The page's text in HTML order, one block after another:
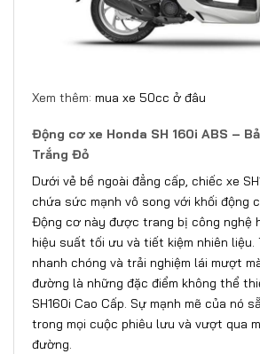
Xem thêm: mua xe 50cc ở đâu
Động cơ xe Honda SH 160i ABS –
Trắng Đỏ
Dưới vẻ bề ngoài đẳng cấp, chiếc xe
chứa sức mạnh vô song với khối động
Động cơ này được trang bị công nghệ
hiệu suất tối ưu và tiết kiệm nhiên liệu.
nhanh chóng và trải nghiệm lái mượt
đường là những đặc điểm không thể
SH160i Cao Cấp. Sự mạnh mẽ của nó
trong mọi cuộc phiêu lưu và vượt qua
đường.